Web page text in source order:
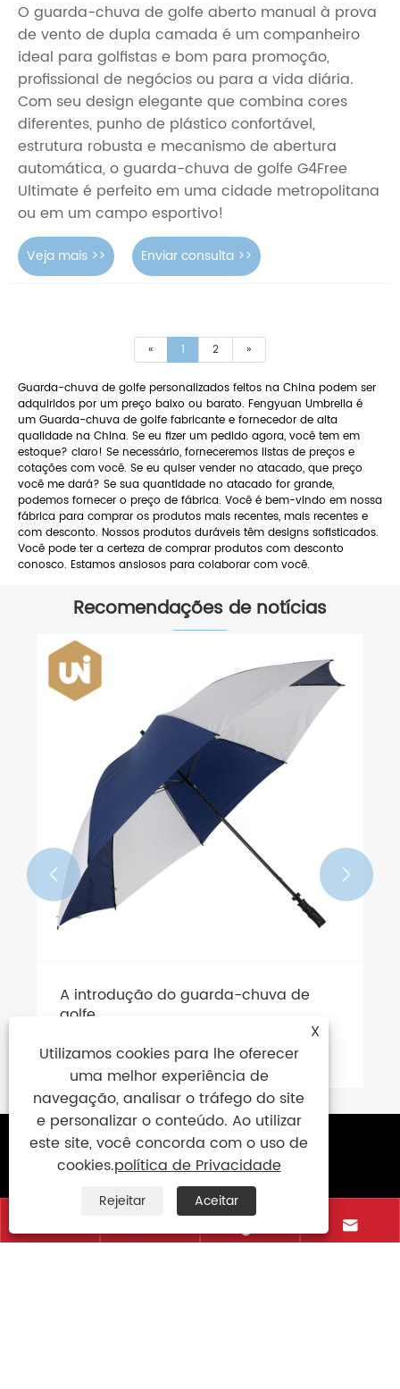
O guarda-chuva de golfe aberto manual à prova
de vento de dupla camada é um companheiro
ideal para golfistas e bom para promoção,
profissional de negócios ou para a vida diária.
Com seu design elegante que combina cores
diferentes, punho de plástico confortável,
estrutura robusta e mecanismo de abertura
automática, o guarda-chuva de golfe G4Free
Ultimate é perfeito em uma cidade metropolitana
ou em um campo esportivo!
Veja mais >> Enviar consulta >>
« 1 2 »
Guarda-chuva de golfe personalizados feitos na China podem ser
adquiridos por um preço baixo ou barato. Fengyuan Umbrella é
um Guarda-chuva de golfe fabricante e fornecedor de alta
qualidade na China. Se eu fizer um pedido agora, você tem em
estoque? claro! Se necessário, forneceremos listas de preços e
cotações com você. Se eu quiser vender no atacado, que preço
você me dará? Se sua quantidade no atacado for grande,
podemos fornecer o preço de fábrica. Você é bem-vindo em nossa
fábrica para comprar os produtos mais recentes, mais recentes e
com desconto. Nossos produtos duráveis ​​têm designs sofisticados.
Você pode ter a certeza de comprar produtos com desconto
conosco. Estamos ansiosos para colaborar com você.
Recomendações de notícias
A introdução do guarda-chuva de
golfe
Veja mais >>
 
Contate-nos
+86-15906088750

X
Utilizamos cookies para lhe oferecer
uma melhor experiência de
navegação, analisar o tráfego do site
e personalizar o conteúdo. Ao utilizar
este site, você concorda com o uso de
cookies.política de Privacidade
Rejeitar Aceitar